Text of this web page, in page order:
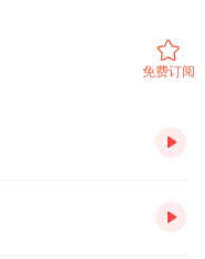
免费订阅